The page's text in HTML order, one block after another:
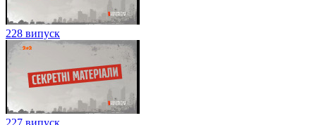
228 випуск
227 випуск